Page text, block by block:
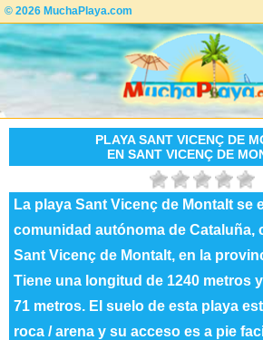
© 2026 MuchaPlaya.com
PLAYA SANT VICENÇ DE
EN SANT VICENÇ DE
La playa Sant Vicenç de Montalt se
comunidad autónoma de Cataluña,
Sant Vicenç de Montalt, en la
Tiene una longitud de 1240 metros
71 metros. El suelo de esta playa
roca / arena y su acceso es a pie